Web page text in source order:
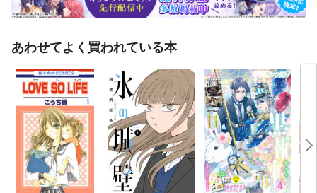
・独占グラビア&インタビュー大特集! 山下大輝／ふたつのパークで「ディ
ズニー・ハロウィーン」を満喫! 【モブサイコ100 III】【ブルーロック】
ライズマスター♪」 「STAGE PASH! 出張所」樋口裕太 梅原裕一郎&千葉翔
好意的に受け止めてくれる、ほんわかとしたいい作品
あわせてよく買われている本